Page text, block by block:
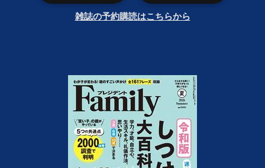
雑誌の予約購読はこちらから